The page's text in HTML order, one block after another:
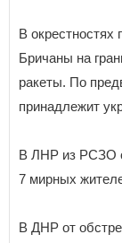
В окрестностях
Бричаны на
ракеты. По
принадлежит
В ЛНР из РСЗО
7 мирных
В ДНР от